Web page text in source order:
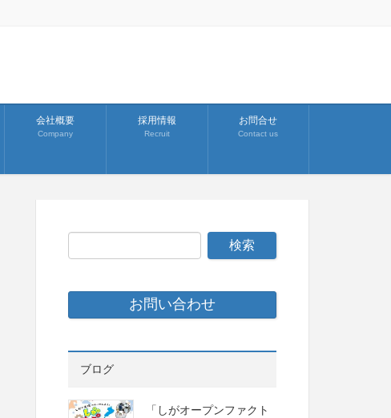
会社概要
Company
採用情報
Recruit
お問合せ
Contact us
お問い合わせ
ブログ
「しがオープンファクト